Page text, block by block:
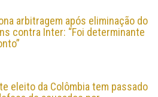
arbitragem após eliminação do
contra Inter: “Foi determinante
eleito da Colômbia tem passado